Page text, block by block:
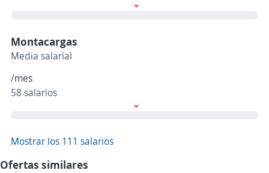
Montacargas
Media salarial
/mes
58 salarios
Mostrar los 111 salarios
Ofertas similares